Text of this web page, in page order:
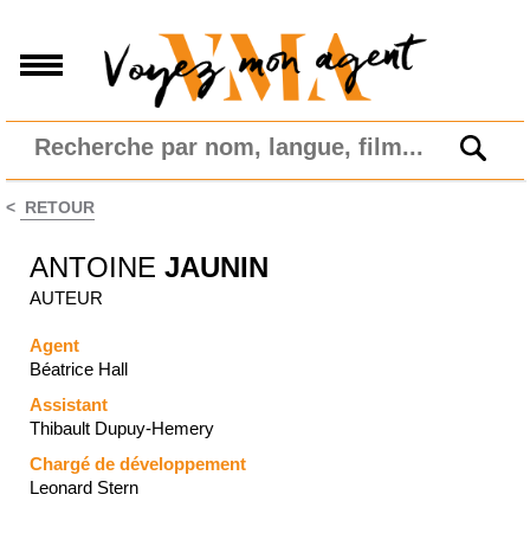
< RETOUR
ANTOINE JAUNIN
AUTEUR
Agent
Béatrice Hall
Assistant
Thibault Dupuy-Hemery
Chargé de développement
Leonard Stern